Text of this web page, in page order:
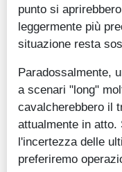
punto si
leggermente più
situazione resta
Paradossalmente,
a scenari "long"
cavalcherebbero il
attualmente in atto.
l'incertezza delle
preferiremo